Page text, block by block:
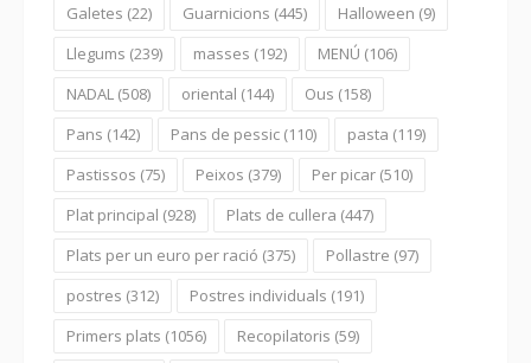
Galetes (22) Guarnicions (445) Halloween (9)
Llegums (239) masses (192) MENÚ (106)
NADAL (508) oriental (144) Ous (158)
Pans (142) Pans de pessic (110) pasta (119)
Pastissos (75) Peixos (379) Per picar (510)
Plat principal (928) Plats de cullera (447)
Plats per un euro per ració (375) Pollastre (97)
postres (312) Postres individuals (191)
Primers plats (1056) Recopilatoris (59)